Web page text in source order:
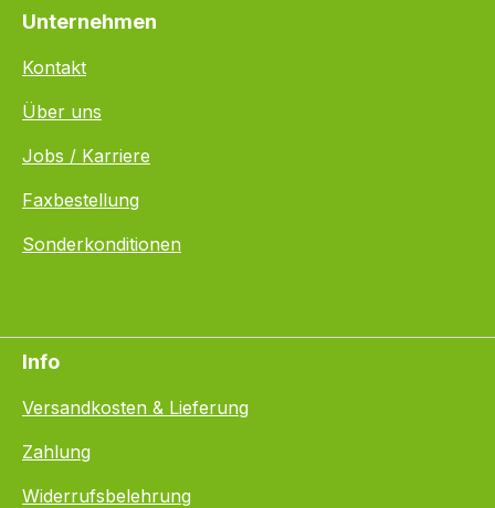
Unternehmen
Kontakt
Über uns
Jobs / Karriere
Faxbestellung
Sonderkonditionen
Info
Versandkosten & Lieferung
Zahlung
Widerrufsbelehrung